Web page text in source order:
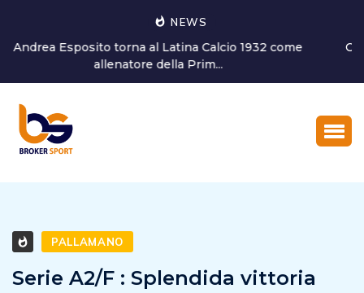
NEWS
Cisterna Volley,staff medico confermato in blocco. Il
responsabile san...
PALLAMANO
Serie A2/F : Splendida vittoria